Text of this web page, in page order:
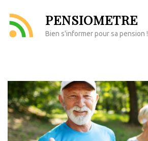
contenu
PENSIOMETRE
Bien s'informer pour sa pension !